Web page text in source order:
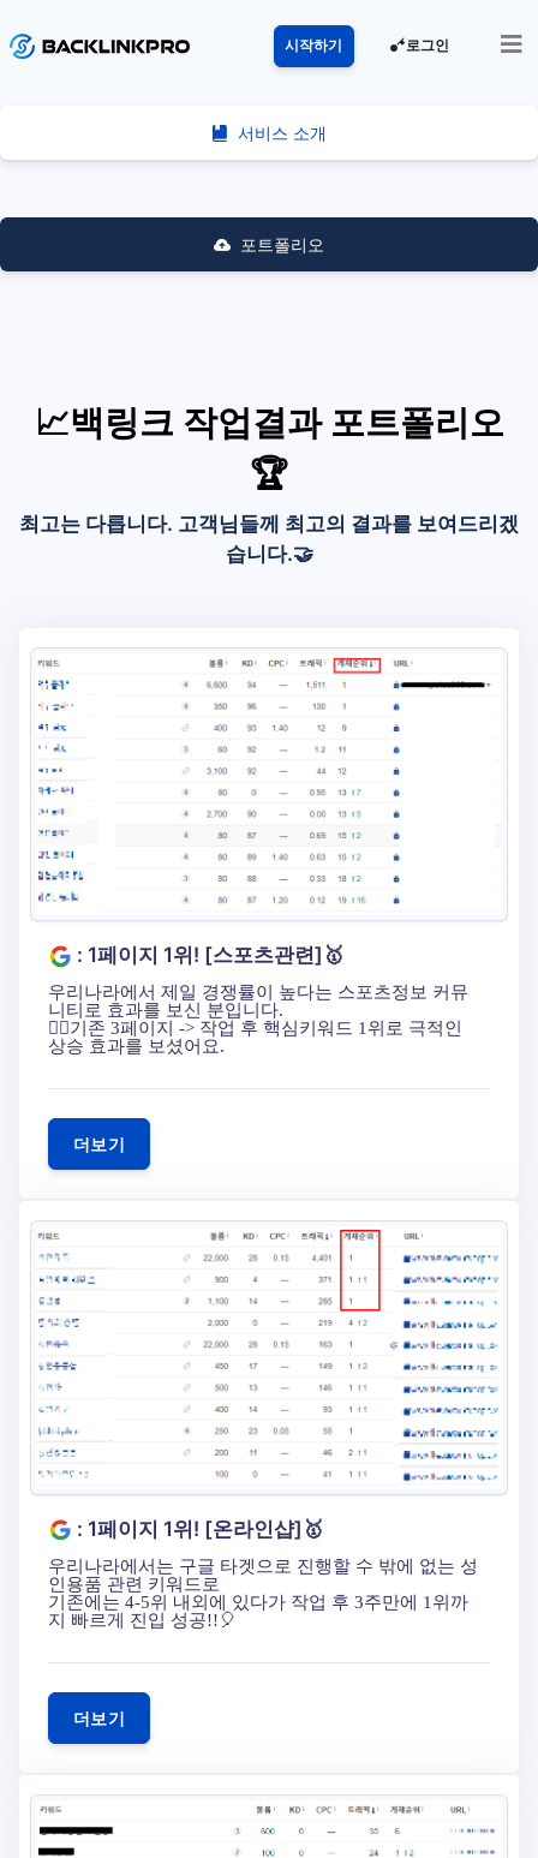
시작하기 로그인
서비스 소개
포트폴리오
📈백링크 작업결과 포트폴리오
🏆
최고는 다릅니다. 고객님들께 최고의 결과를 보여드리겠
습니다.🤝
: 1페이지 1위! [스포츠관련]🥇
우리나라에서 제일 경쟁률이 높다는 스포츠정보 커뮤
니티로 효과를 보신 분입니다.
🐱‍🏍기존 3페이지 -> 작업 후 핵심키워드 1위로 극적인
상승 효과를 보셨어요.
더보기
: 1페이지 1위! [온라인샵]🥇
우리나라에서는 구글 타겟으로 진행할 수 밖에 없는 성
인용품 관련 키워드로
기존에는 4-5위 내외에 있다가 작업 후 3주만에 1위까
지 빠르게 진입 성공!!🎈
더보기